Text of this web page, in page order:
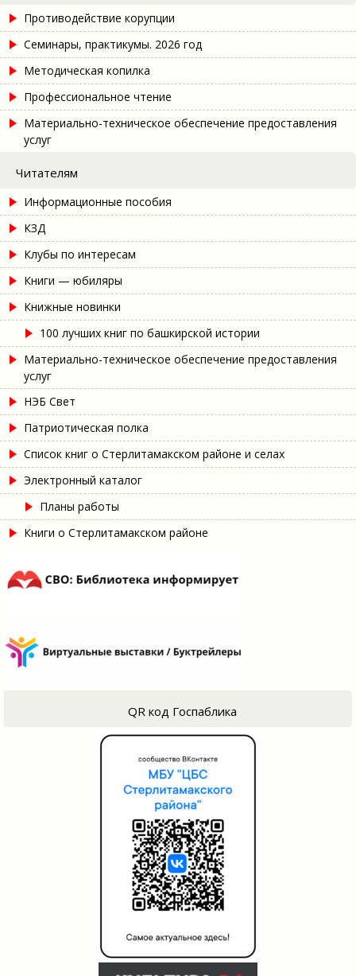
Противодействие корупции
Семинары, практикумы. 2026 год
Методическая копилка
Профессиональное чтение
Материально-техническое обеспечение предоставления
услуг
Читателям
Информационные пособия
КЗД
Клубы по интересам
Книги — юбиляры
Книжные новинки
100 лучших книг по башкирской истории
Материально-техническое обеспечение предоставления
услуг
НЭБ Свет
Патриотическая полка
Список книг о Стерлитамакском районе и селах
Электронный каталог
Планы работы
Книги о Стерлитамакском районе
QR код Госпаблика